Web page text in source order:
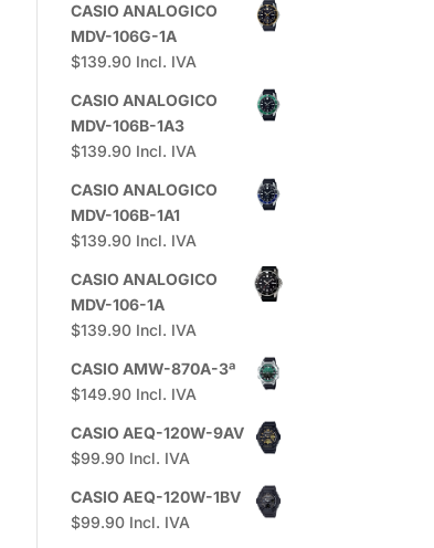
CASIO ANALOGICO
MDV-106G-1A
$139.90 Incl. IVA
CASIO ANALOGICO
MDV-106B-1A3
$139.90 Incl. IVA
CASIO ANALOGICO
MDV-106B-1A1
$139.90 Incl. IVA
CASIO ANALOGICO
MDV-106-1A
$139.90 Incl. IVA
CASIO AMW-870A-3ª
$149.90 Incl. IVA
CASIO AEQ-120W-9AV
$99.90 Incl. IVA
CASIO AEQ-120W-1BV
$99.90 Incl. IVA